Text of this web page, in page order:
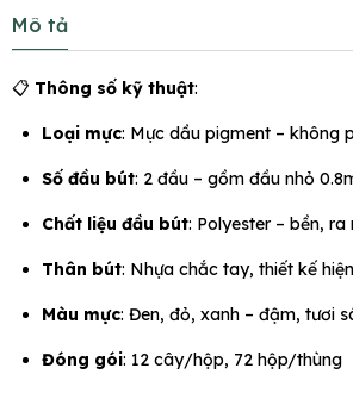
Mô tả
📋 Thông số kỹ thuật:
Loại mực: Mực dầu pigment – không
Số đầu bút: 2 đầu – gồm đầu nhỏ
Chất liệu đầu bút: Polyester – bền, ra
Thân bút: Nhựa chắc tay, thiết kế
Màu mực: Đen, đỏ, xanh – đậm, tươi
Đóng gói: 12 cây/hộp, 72 hộp/thùng